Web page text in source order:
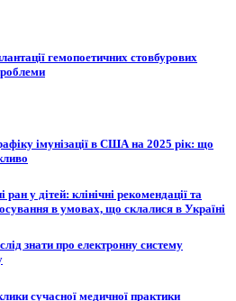
гемопоетичних стовбурових
імунізації в США на 2025 рік: що
у дітей: клінічні рекомендації та
в умовах, що склалися в Україні
знати про електронну систему
сучасної медичної практики